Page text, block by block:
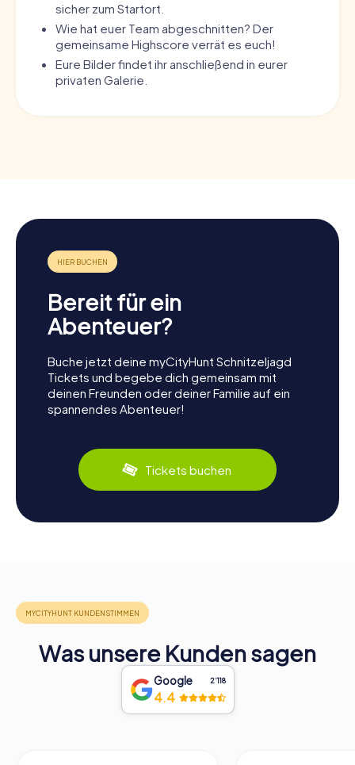
sicher zum Startort.
Wie hat euer Team abgeschnitten? Der
gemeinsame Highscore verrät es euch!
Eure Bilder findet ihr anschließend in eurer
privaten Galerie.
Bereit für ein
Abenteuer?
Buche jetzt deine myCityHunt Schnitzeljagd
Tickets und begebe dich gemeinsam mit
deinen Freunden oder deiner Familie auf ein
spannendes Abenteuer!
Tickets buchen
Was unsere Kunden sagen
Google 2‘118
4.4